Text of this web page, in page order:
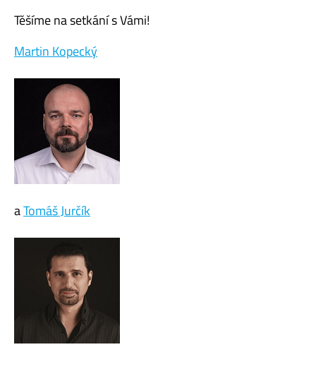
Těšíme na setkání s Vámi!
Martin Kopecký
aTomáš Jurčík